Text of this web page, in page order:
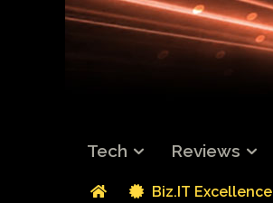
Tech Reviews
Biz.IT Excellence